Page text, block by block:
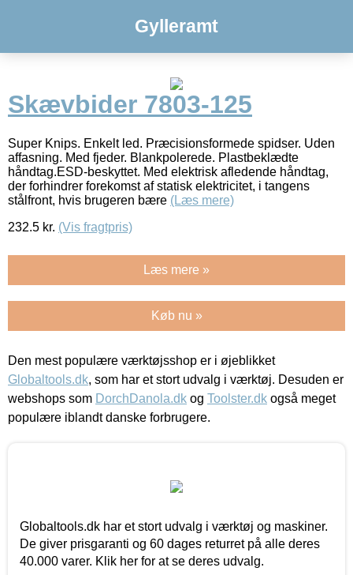
Gylleramt
Skævbider 7803-125
Super Knips. Enkelt led. Præcisionsformede spidser. Uden
affasning. Med fjeder. Blankpolerede. Plastbeklædte
håndtag.ESD-beskyttet. Med elektrisk afledende håndtag,
der forhindrer forekomst af statisk elektricitet, i tangens
stålfront, hvis brugeren bære (Læs mere)
232.5 kr. (Vis fragtpris)
Læs mere »
Køb nu »
Den mest populære værktøjsshop er i øjeblikket
Globaltools.dk, som har et stort udvalg i værktøj. Desuden er
webshops som DorchDanola.dk og Toolster.dk også meget
populære iblandt danske forbrugere.
Globaltools.dk har et stort udvalg i værktøj og maskiner.
De giver prisgaranti og 60 dages returret på alle deres
40.000 varer. Klik her for at se deres udvalg.